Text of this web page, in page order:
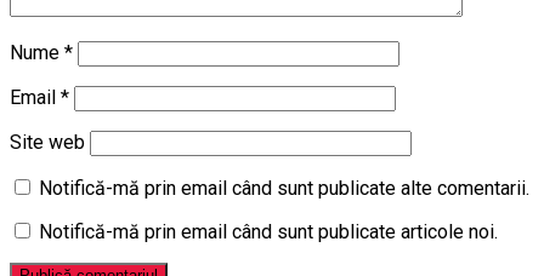
Nume *
Email *
Site web
Notifică-mă prin email când sunt publicate alte comentarii.
Notifică-mă prin email când sunt publicate articole noi.